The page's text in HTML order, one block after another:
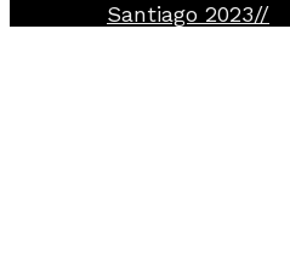
Santiago 2023//